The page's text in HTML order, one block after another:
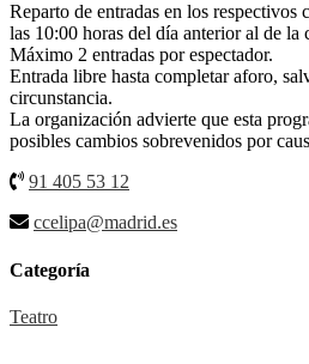
Reparto de entradas en los respectivos
las 10:00 horas del día anterior al de la
Máximo 2 entradas por espectador.
Entrada libre hasta completar aforo,
circunstancia.
La organización advierte que esta
posibles cambios sobrevenidos por
91 405 53 12
ccelipa@madrid.es
Categoría
Teatro